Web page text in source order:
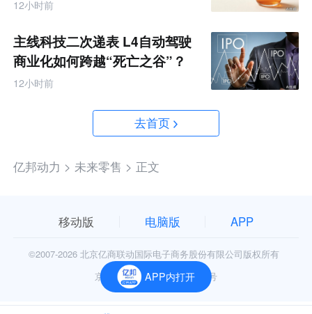
12小时前
主线科技二次递表 L4自动驾驶
商业化如何跨越“死亡之谷”？
12小时前
去首页
亿邦动力 > 未来零售 > 正文
APP内打开
移动版 电脑版 APP
©2007-2026 北京亿商联动国际电子商务股份有限公司版权所有
京公网安备11010602006906号